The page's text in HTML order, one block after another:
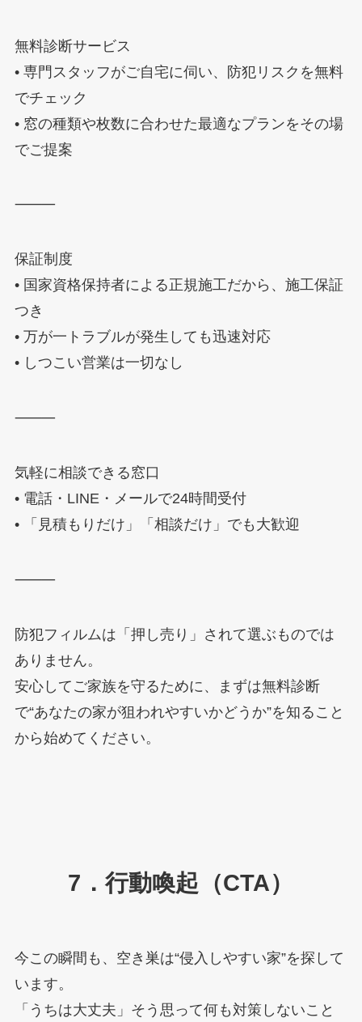
無料診断サービス
• 専門スタッフがご自宅に伺い、防犯リスクを無料
でチェック
• 窓の種類や枚数に合わせた最適なプランをその場
でご提案
⸻
保証制度
• 国家資格保持者による正規施工だから、施工保証
つき
• 万が一トラブルが発生しても迅速対応
• しつこい営業は一切なし
⸻
気軽に相談できる窓口
• 電話・LINE・メールで24時間受付
• 「見積もりだけ」「相談だけ」でも大歓迎
⸻
防犯フィルムは「押し売り」されて選ぶものでは
ありません。
安心してご家族を守るために、まずは無料診断
で“あなたの家が狙われやすいかどうか”を知ること
から始めてください。
7．行動喚起（CTA）
今この瞬間も、空き巣は“侵入しやすい家”を探して
います。
「うちは大丈夫」そう思って何も対策しないこと